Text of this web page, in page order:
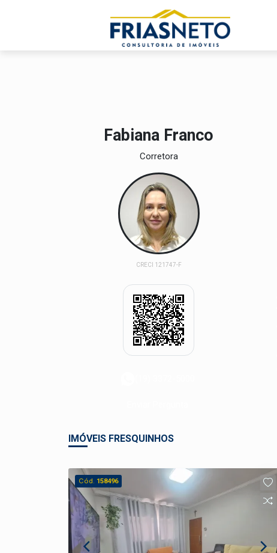
Fabiana Franco
Corretora
CRECI 121747-F
IMÓVEIS FRESQUINHOS
Cód. 158496